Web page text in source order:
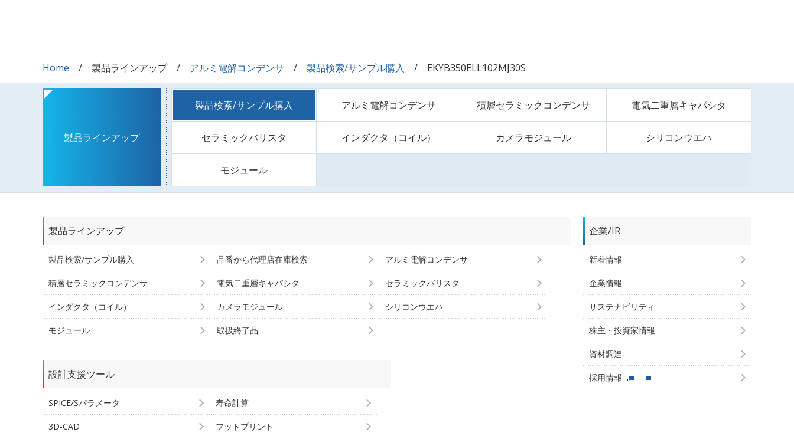
Home 製品ラインアップ アルミ電解コンデンサ 製品検索/サンプル購入 EKYB350ELL102MJ30S
製品ラインアップ
製品検索/サンプル購入 アルミ電解コンデンサ 積層セラミックコンデンサ 電気二重層キャパシタ
セラミックバリスタ インダクタ（コイル） カメラモジュール シリコンウエハ
モジュール
製品ラインアップ
製品検索/サンプル購入 品番から代理店在庫検索 アルミ電解コンデンサ
積層セラミックコンデンサ 電気二重層キャパシタ セラミックバリスタ
インダクタ（コイル） カメラモジュール シリコンウエハ
モジュール 取扱終了品
設計支援ツール
SPICE/Sパラメータ 寿命計算
3D-CAD フットプリント
企業/IR
新着情報
企業情報
サステナビリティ
株主・投資家情報
資材調達
採用情報